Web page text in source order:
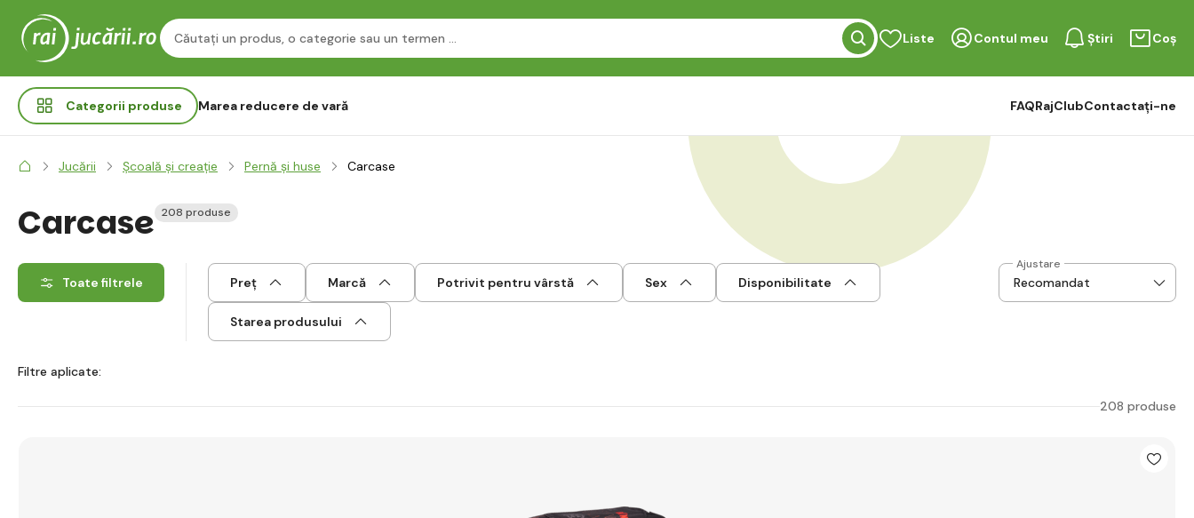
Liste Contul meu Știri Coș
Categorii produse Marea reducere de vară FAQRajClubContactați-ne
Jucării Școală și creație Pernă și huse Carcase
Carcase 208 produse
Toate filtrele Preț Marcă Potrivit pentru vârstă Sex Disponibilitate
Starea produsului
Ajustare
Filtre aplicate:
208 produse